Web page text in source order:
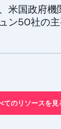
米国政府
ン50社の
てのリソースを見